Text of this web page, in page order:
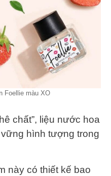
Foellie màu XO
chất”, liệu nước hoa
hình tượng trong
này có thiết kế bao